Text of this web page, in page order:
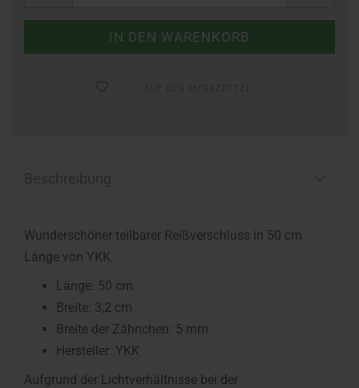
Wunderschöner teilbarer Reißverschluss in 50 cm
Länge von YKK.
Länge: 50 cm
Breite: 3,2 cm
Breite der Zähnchen: 5 mm
Hersteller: YKK
Aufgrund der Lichtverhältnisse bei der